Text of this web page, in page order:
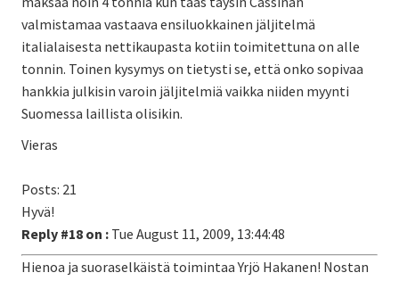
valmistamaa vastaava ensiluokkainen jäljitelmä
italialaisesta nettikaupasta kotiin toimitettuna on alle
tonnin. Toinen kysymys on tietysti se, että onko sopivaa
hankkia julkisin varoin jäljitelmiä vaikka niiden myynti
Suomessa laillista olisikin.
Vieras
Posts: 21
Hyvä!
Reply #18 on : Tue August 11, 2009, 13:44:48
Hienoa ja suoraselkäistä toimintaa Yrjö Hakanen! Nostan